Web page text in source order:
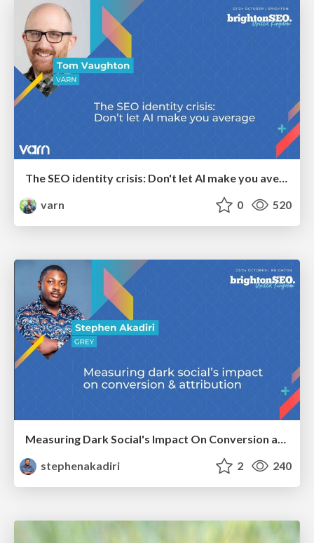
The SEO identity crisis: Don't let AI make you average
varn
0 520
Measuring Dark Social's Impact On Conversion and Attribution
stephenakadiri
2 240